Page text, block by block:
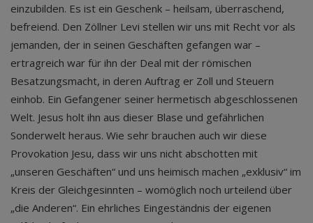
einzubilden. Es ist ein Geschenk – heilsam, überraschend,
befreiend. Den Zöllner Levi stellen wir uns mit Recht vor als
jemanden, der in seinen Geschäften gefangen war –
ertragreich war für ihn der Deal mit der römischen
Besatzungsmacht, in deren Auftrag er Zoll und Steuern
einhob. Ein Gefangener seiner hermetisch abgeschlossenen
Welt. Jesus holt ihn aus dieser Blase und gefährlichen
Sonderwelt heraus. Wie sehr brauchen auch wir diese
Provokation Jesu, dass wir uns nicht abschotten mit
„unseren Geschäften“ und uns heimisch machen „exklusiv“ im
Kreis der Gleichgesinnten – womöglich noch urteilend über
„die Anderen“. Ein ehrliches Eingeständnis der eigenen